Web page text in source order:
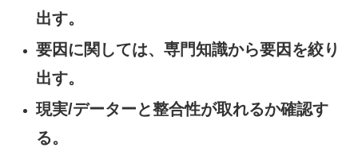
出す。
要因に関しては、専門知識から要因を絞り
出す。
現実/データーと整合性が取れるか確認す
る。